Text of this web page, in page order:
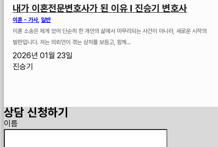
내가 이혼전문변호사가 된 이유 I 진승기 변호사
이혼 - 가사 ,일반
이혼 소송은 제게 있어 단순히 한 개인의 삶에서 마무리되는 사건이 아니라, 새로운 시작의
발판입니다. 저는 의뢰인이 겪는 상처를 보듬고, 함께...
2026년 01월 23일
진승기
상담 신청하기
이름
Guardian